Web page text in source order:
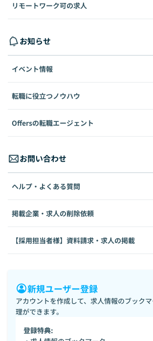
リモートワーク可の求人
お知らせ
イベント情報
転職に役立つノウハウ
Offersの転職エージェント
お問い合わせ
ヘルプ・よくある質問
掲載企業・求人の削除依頼
【採用担当者様】資料請求・求人の掲載
新規ユーザー登録
アカウントを作成して、求人情報のブック
理ができます。
登録特典: